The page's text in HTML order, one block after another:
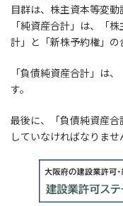
目群は、株主資本等変動
「純資産合計」は、「
計」と「新株予約権」の
「負債純資産合計」は
す。
最後に、「負債純資産
していなければなりませ